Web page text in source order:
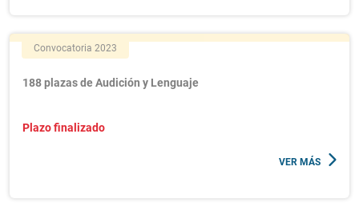
Convocatoria 2023
188 plazas de Audición y Lenguaje
Plazo finalizado
VER MÁS